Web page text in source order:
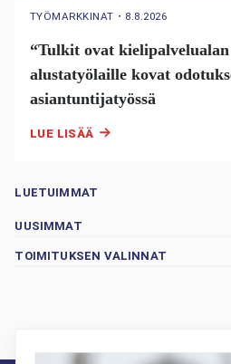
TYÖMARKKINAT ・ 8.8.2026
“Tulkit ovat
alustatyölaille kovat
asiantuntijatyössä
LUE LISÄÄ
LUETUIMMAT
UUSIMMAT
TOIMITUKSEN VALINNAT